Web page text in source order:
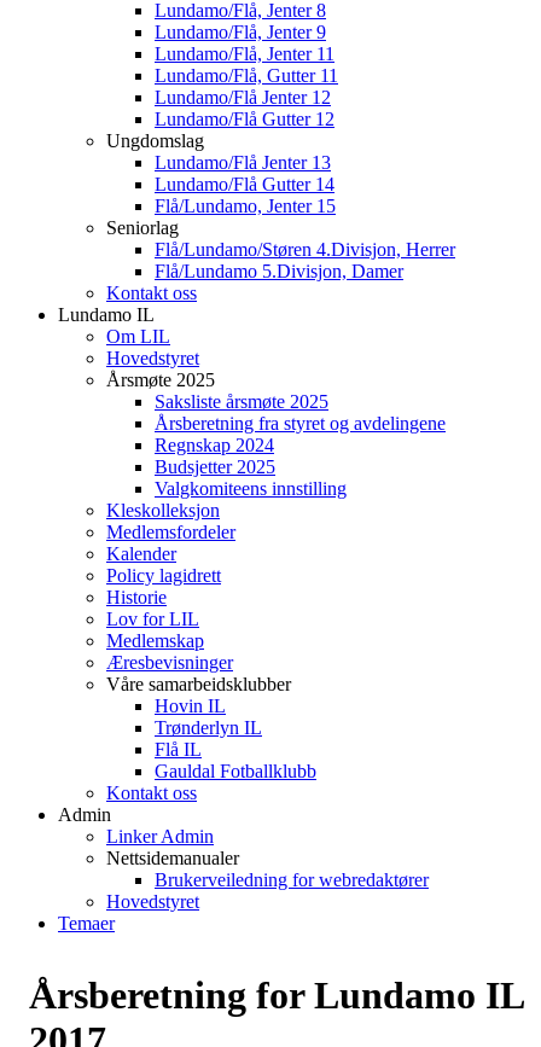
Lundamo/Flå, Jenter 8
Lundamo/Flå, Jenter 9
Lundamo/Flå, Jenter 11
Lundamo/Flå, Gutter 11
Lundamo/Flå Jenter 12
Lundamo/Flå Gutter 12
Ungdomslag
Lundamo/Flå Jenter 13
Lundamo/Flå Gutter 14
Flå/Lundamo, Jenter 15
Seniorlag
Flå/Lundamo/Støren 4.Divisjon, Herrer
Flå/Lundamo 5.Divisjon, Damer
Kontakt oss
Lundamo IL
Om LIL
Hovedstyret
Årsmøte 2025
Saksliste årsmøte 2025
Årsberetning fra styret og avdelingene
Regnskap 2024
Budsjetter 2025
Valgkomiteens innstilling
Kleskolleksjon
Medlemsfordeler
Kalender
Policy lagidrett
Historie
Lov for LIL
Medlemskap
Æresbevisninger
Våre samarbeidsklubber
Hovin IL
Trønderlyn IL
Flå IL
Gauldal Fotballklubb
Kontakt oss
Admin
Linker Admin
Nettsidemanualer
Brukerveiledning for webredaktører
Hovedstyret
Temaer
Årsberetning for Lundamo IL